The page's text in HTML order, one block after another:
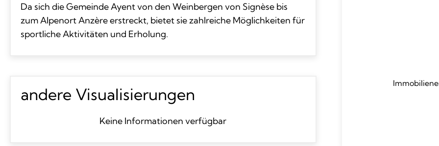
Da sich die Gemeinde Ayent von den Weinbergen von Signèse bis
zum Alpenort Anzère erstreckt, bietet sie zahlreiche Möglichkeiten für
sportliche Aktivitäten und Erholung.
andere Visualisierungen
Keine Informationen verfügbar